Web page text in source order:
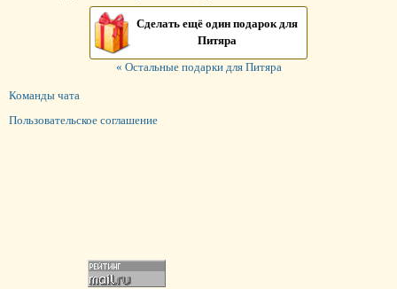
Сделать ещё один подарок для
Питяра
« Остальные подарки для Питяра
Команды чата
Пользовательское соглашение